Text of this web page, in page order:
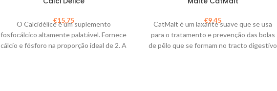
€15,75
O Calcidélice é um suplemento
fosfocálcico altamente palatável. Fornece
cálcio e fósforo na proporção ideal de 2. A
€9,45
CatMalt é um laxante suave que se usa
para o tratamento e prevenção das bolas
de pêlo que se formam no tracto digestivo